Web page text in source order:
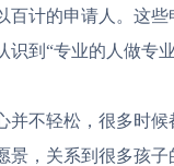
百计的申请人。这
到“专业的人做专
并不轻松，很多时
景，关系到很多孩